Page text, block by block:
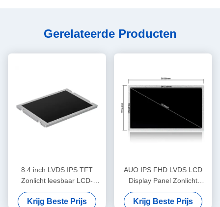
Gerelateerde Producten
8.4 inch LVDS IPS TFT
Zonlicht leesbaar LCD-
schermmonitor 1200nits
800x600
Krijg Beste Prijs
AUO IPS FHD LVDS LCD
Display Panel Zonlicht
leesbaar Scherm 1920x1080
15,6 inch
Krijg Beste Prijs